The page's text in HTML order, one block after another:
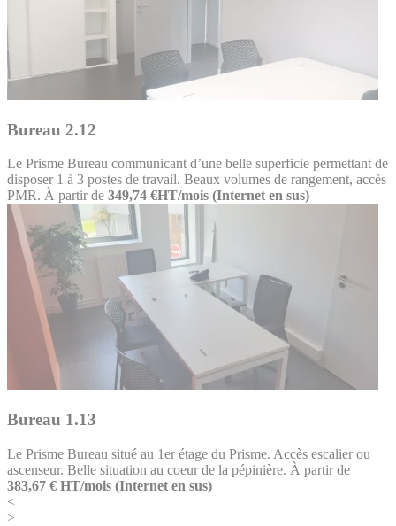
Bureau 2.12
Le Prisme Bureau communicant d’une belle superficie permettant de
disposer 1 à 3 postes de travail. Beaux volumes de rangement, accès
PMR. À partir de 349,74 €HT/mois (Internet en sus)
Bureau 1.13
Le Prisme Bureau situé au 1er étage du Prisme. Accès escalier ou
ascenseur. Belle situation au coeur de la pépinière. À partir de
383,67 € HT/mois (Internet en sus)
<
>